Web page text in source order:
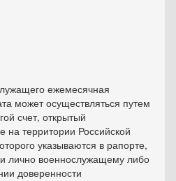
ежемесячная
может осуществляться путем
счет, открытый
территории Российской
указываются в рапорте,
лично военнослужащему либо
доверенности